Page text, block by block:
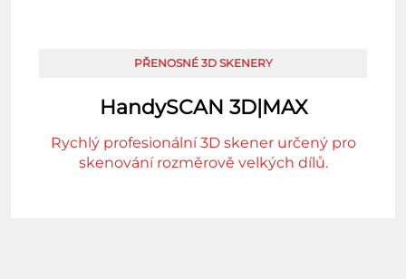
PŘENOSNÉ 3D SKENERY
HandySCAN 3D|MAX
Rychlý profesionální 3D skener určený pro
skenování rozměrově velkých dílů.